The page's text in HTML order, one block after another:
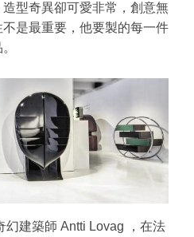
型奇異卻可愛非常，創意無
是最重要，他要製的每一件
幻建築師 Antti Lovag ，在法